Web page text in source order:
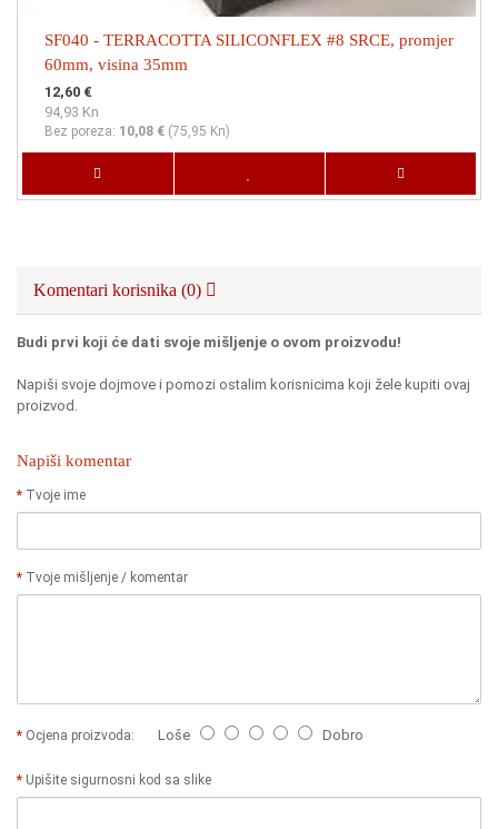
SF040 - TERRACOTTA SILICONFLEX #8 SRCE, promjer
60mm, visina 35mm
12,60 €
94,93 Kn
Bez poreza: 10,08 € (75,95 Kn)
Komentari korisnika (0)
Budi prvi koji će dati svoje mišljenje o ovom proizvodu!
Napiši svoje dojmove i pomozi ostalim korisnicima koji žele kupiti ovaj
proizvod.
Napiši komentar
Tvoje ime
Tvoje mišljenje / komentar
Ocjena proizvoda: Loše Dobro
Upišite sigurnosni kod sa slike